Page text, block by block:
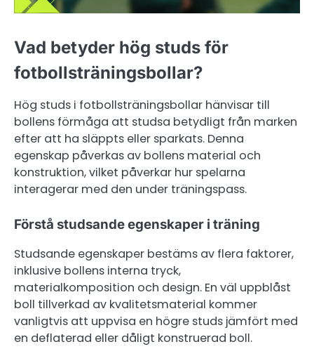
Vad betyder hög studs för
fotbollsträningsbollar?
Hög studs i fotbollsträningsbollar hänvisar till
bollens förmåga att studsa betydligt från marken
efter att ha släppts eller sparkats. Denna
egenskap påverkas av bollens material och
konstruktion, vilket påverkar hur spelarna
interagerar med den under träningspass.
Förstå studsande egenskaper i träning
Studsande egenskaper bestäms av flera faktorer,
inklusive bollens interna tryck,
materialkomposition och design. En väl uppblåst
boll tillverkad av kvalitetsmaterial kommer
vanligtvis att uppvisa en högre studs jämfört med
en deflaterad eller dåligt konstruerad boll.